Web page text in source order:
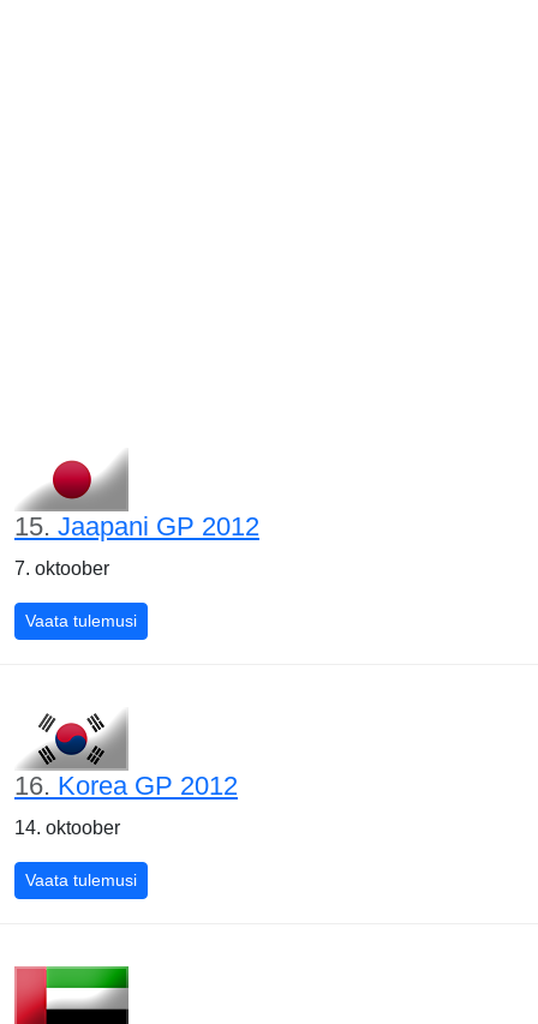
15. Jaapani GP 2012
7. oktoober
Vaata tulemusiJaapani GP 2012
16. Korea GP 2012
14. oktoober
Vaata tulemusiKorea GP 2012